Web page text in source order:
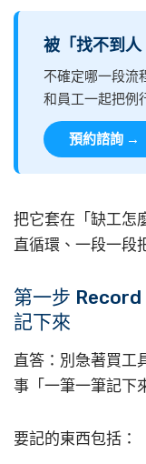
被「找不到人
不確定哪一段流
和員工一起把例
預約諮詢 →
把它套在「缺工怎
直循環、一段一段
第一步 Record
記下來
直答：別急著買工
事「一筆一筆記下
要記的東西包括：